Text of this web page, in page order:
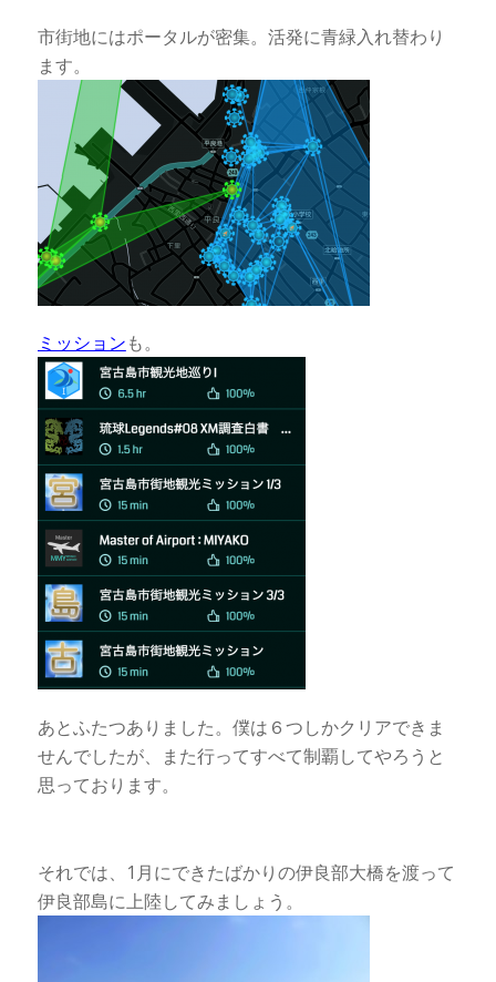
市街地にはポータルが密集。活発に青緑入れ替わり
ます。
ミッションも。
あとふたつありました。僕は６つしかクリアできま
せんでしたが、また行ってすべて制覇してやろうと
思っております。
それでは、1月にできたばかりの伊良部大橋を渡って
伊良部島に上陸してみましょう。